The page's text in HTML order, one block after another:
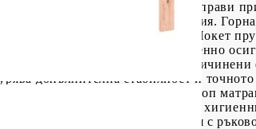
с меко усещане, което я прави
според вашите предпочитания.
четете или гледате телевизия.Покет
си качество, като същевременно
абсорбират шума и ударите,
допълнителна стабилност и
корем.Благоприятен за кожата топ
мека и удобна. Забележка:От
продукт се доставя с